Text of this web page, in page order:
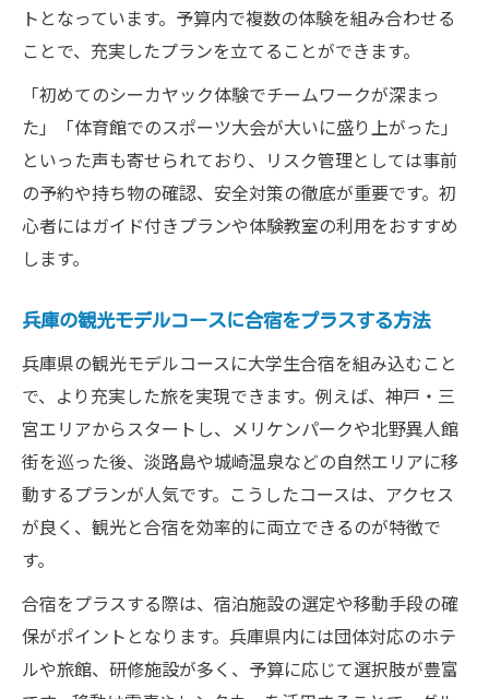
トとなっています。予算内で複数の体験を組み合わせる
ことで、充実したプランを立てることができます。
「初めてのシーカヤック体験でチームワークが深まっ
た」「体育館でのスポーツ大会が大いに盛り上がった」
といった声も寄せられており、リスク管理としては事前
の予約や持ち物の確認、安全対策の徹底が重要です。初
心者にはガイド付きプランや体験教室の利用をおすすめ
します。
兵庫の観光モデルコースに合宿をプラスする方法
兵庫県の観光モデルコースに大学生合宿を組み込むこと
で、より充実した旅を実現できます。例えば、神戸・三
宮エリアからスタートし、メリケンパークや北野異人館
街を巡った後、淡路島や城崎温泉などの自然エリアに移
動するプランが人気です。こうしたコースは、アクセス
が良く、観光と合宿を効率的に両立できるのが特徴で
す。
合宿をプラスする際は、宿泊施設の選定や移動手段の確
保がポイントとなります。兵庫県内には団体対応のホテ
ルや旅館、研修施設が多く、予算に応じて選択肢が豊富